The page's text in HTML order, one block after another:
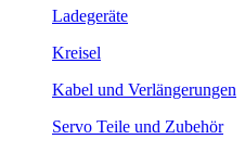
Ladegeräte
Kreisel
Kabel und Verlängerungen
Servo Teile und Zubehör